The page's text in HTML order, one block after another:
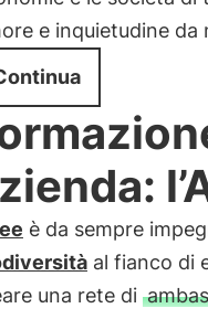
e inquietudine da
è da sempre
al fianco di
una rete di